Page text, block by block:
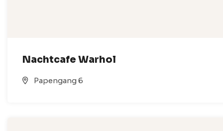
Nachtcafe Warhol
Papengang 6